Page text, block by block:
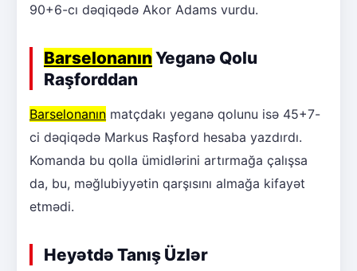
90+6-cı dəqiqədə Akor Adams vurdu.
Barselonanın Yeganə Qolu
Raşforddan
Barselonanın matçdakı yeganə qolunu isə 45+7-
ci dəqiqədə Markus Raşford hesaba yazdırdı.
Komanda bu qolla ümidlərini artırmağa çalışsa
da, bu, məğlubiyyətin qarşısını almağa kifayət
etmədi.
Heyətdə Tanış Üzlər